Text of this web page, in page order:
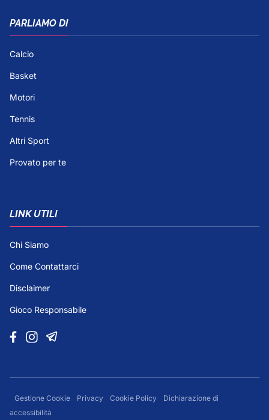
PARLIAMO DI
Calcio
Basket
Motori
Tennis
Altri Sport
Provato per te
LINK UTILI
Chi Siamo
Come Contattarci
Disclaimer
Gioco Responsabile
Gestione Cookie Privacy Cookie Policy
Dichiarazione di
accessibilità